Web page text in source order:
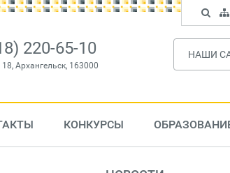
220-65-10
Архангельск, 163000
НАШИ
КОНКУРСЫ
по